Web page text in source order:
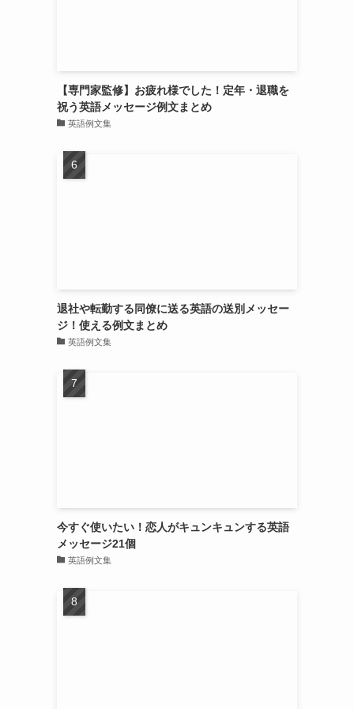
【専門家監修】お疲れ様でした！定年・退職を
祝う英語メッセージ例文まとめ
英語例文集
退社や転勤する同僚に送る英語の送別メッセー
ジ！使える例文まとめ
英語例文集
今すぐ使いたい！恋人がキュンキュンする英語
メッセージ21個
英語例文集